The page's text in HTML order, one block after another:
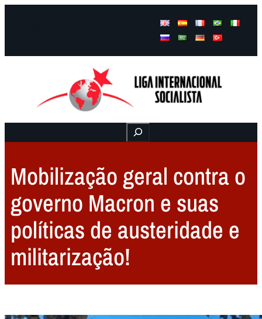
Buscar
Mobilização geral contra o
governo Macron e suas
políticas de austeridade e
militarização!